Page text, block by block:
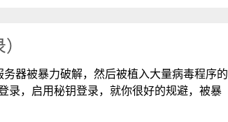
器被暴力破解，然后被植入大量病毒程序的
录，启用秘钥登录，就你很好的规避，被暴